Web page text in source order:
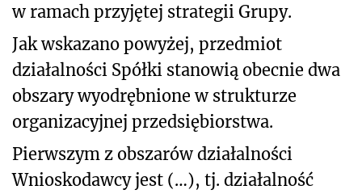
w ramach przyjętej strategii Grupy.
Jak wskazano powyżej, przedmiot
działalności Spółki stanowią obecnie dwa
obszary wyodrębnione w strukturze
organizacyjnej przedsiębiorstwa.
Pierwszym z obszarów działalności
Wnioskodawcy jest (…), tj. działalność